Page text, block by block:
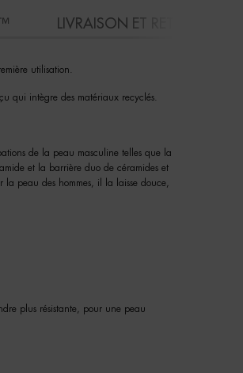
LIVRAISON ET RETOURS
utilisation.
qui intègre des matériaux recyclés.
de la peau masculine telles que la
et la barrière duo de céramides et
peau des hommes, il la laisse douce,
plus résistante, pour une peau